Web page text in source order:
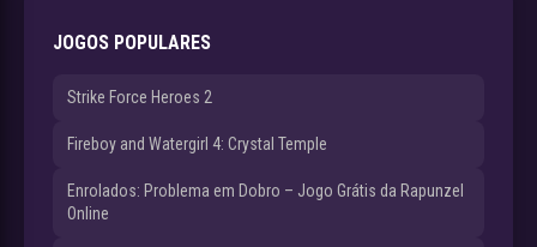
JOGOS POPULARES
Strike Force Heroes 2
Fireboy and Watergirl 4: Crystal Temple
Enrolados: Problema em Dobro – Jogo Grátis da Rapunzel
Online